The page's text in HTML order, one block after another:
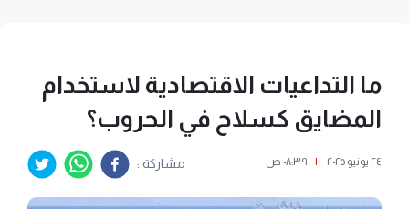
ما التداعيات الاقتصادية لاستخدام
المضايق كسلاح في الحروب؟
٢٤ يونيو ٢٠٢٥ | ٠٨:٣٩ ص مشاركة :